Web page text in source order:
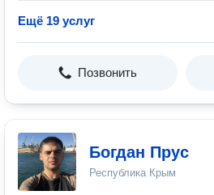
Ещё 19 услуг
Позвонить
Богдан Прус
Республика Крым